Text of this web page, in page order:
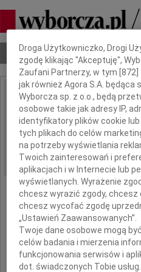
Nekrologi Odeszli Poradnik
IMIĘ I NAZWISKO:
REGION: Wrocław
DATA EMISJI: 28.10.2009
Z
Dbamy o Twoją prywatność
Droga Użytkowniczko, Drogi
zgodę klikając "Akceptuję",
Zaufani Partnerzy, w tym [872]
jak również Agora S.A. będąca
Wyborcza sp. z o.o., będą
osobowe takie jak adresy IP,
identyfikatory plików cookie
tych plikach do celów
na potrzeby wyświetlania
Twoich zainteresowań i
aplikacjach i w Internecie lub
wyświetlanych. Wyrażenie
chcesz wyrazić zgody, chcesz
chcesz wycofać zgodę
„Ustawień Zaawansowanych”.
Twoje dane osobowe mogą
celów badania i mierzenia
funkcjonowania serwisów i
dot. świadczonych Tobie